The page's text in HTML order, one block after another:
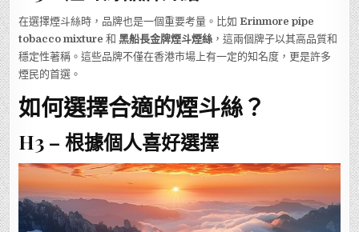
在選擇煙斗絲時，品牌也是一個重要考量。比如Erinmore pipe
tobacco mixture 和黑船長金牌煙斗煙絲 ，這兩個牌子以其高品質和
穩定性著稱。這些品牌不僅在香港市場上有一定的知名度，更是許多
煙民的首選。
如何選擇合適的煙斗絲？
H3 – 根據個人喜好選擇